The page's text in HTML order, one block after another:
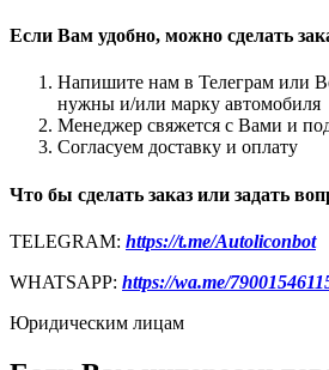
Если Вам удобно, можно сделать
Напишите нам в Телеграм или
нужны и/или марку автомобиля
Менеджер свяжется с Вами и
Согласуем доставку и оплату
Что бы сделать заказ или задать
TELEGRAM: https://t.me/Autoliconbot
WHATSAPP: https://wa.me/
Юридическим лицам